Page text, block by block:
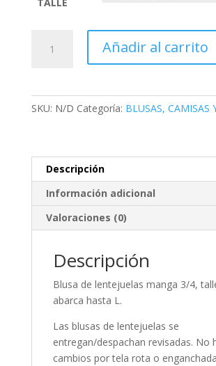
TALLE
VELVET
Añadir al carrito
SKU: N/D Categoría: BLUSAS, CAMISAS
Descripción
Información adicional
Valoraciones (0)
Descripción
Blusa de lentejuelas manga 3/4,
abarca hasta L.
Las blusas de lentejuelas se
entregan/despachan revisadas. No
cambios por tela rota o